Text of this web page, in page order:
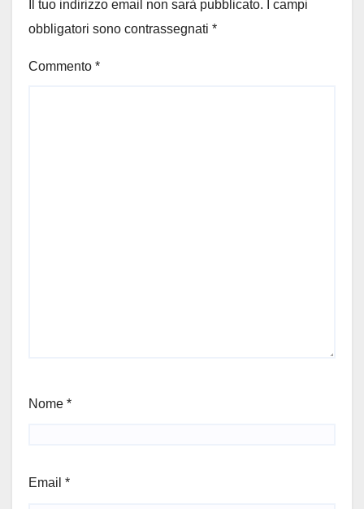
Il tuo indirizzo email non sarà pubblicato.
I campi
obbligatori sono contrassegnati *
Commento *
Nome *
Email *